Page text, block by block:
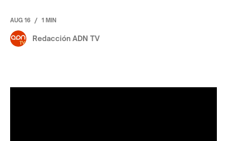
AUG 16 / 1 MIN
Redacción ADN TV